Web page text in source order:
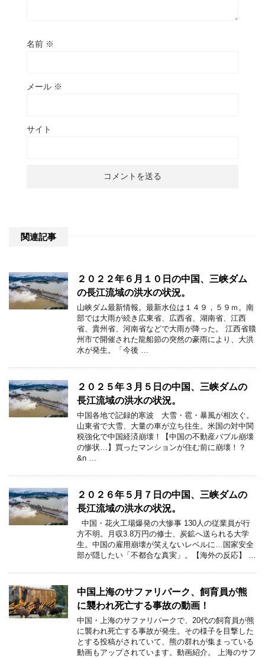
名前 ※
メール ※
サイト
関連記事
２０２２年６月１０日の中国、三峡ダム
の長江流域の洪水の状況。
山峡ダム最新情報。最新水位は１４９，５９ｍ。南
部では大雨が続き広東省、広西省、湖南省、江西
省、貴州省、河南省などで大雨が降った。 江西省贛
州市で開催された龍船節の突然の豪雨により、大洪
水が発生。「今後 …
２０２５年３月５日の中国、三峡ダムの
長江流域の洪水の状況。
中国各地で記録的寒波 大雪・雹・暴風が相次ぐ。
山東省で大雪、大量の車が立ち往生。米国の対中関
税強化で中国経済崩壊！【中国の不動産バブル崩壊
の惨状…】買ったマンションが住む前に崩壊！？
&n …
２０２６年５月７日の中国、三峡ダムの
長江流域の洪水の状況。
中国・花火工場爆発の大惨事 130人の従業員が行
方不明。月収3.8万円の修士、炭鉱へ送られる大学
生。中国の雇用崩壊が笑えないレベルに…国家安全
部が隠したい「不都合な真実」。【海外の反応】 …
中国上海のサファリパーク、飼育員が熊
に襲われ死亡する事故の動画！
中国・上海のサファリパークで、20代の飼育員が熊
に襲われ死亡する事故が発生。その様子を目撃した
とする投稿がされていて、熊の群れが集まっている
動画もアップされています。動画紹介。 上海のサフ